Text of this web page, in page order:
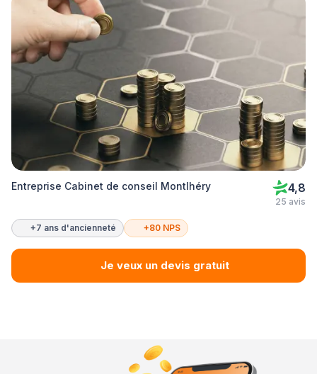
Entreprise Cabinet de conseil Montlhéry 4,8
25 avis
+7 ans d'ancienneté +80 NPS
Je veux un devis gratuit